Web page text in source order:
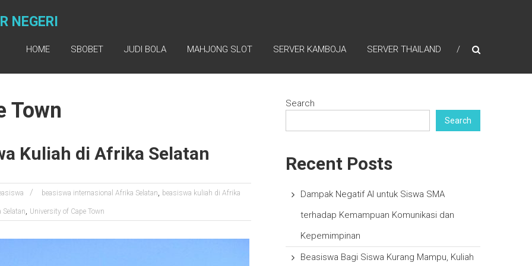
NEGERI
HOME SBOBET JUDI BOLA MAHJONG SLOT SERVER KAMBOJA SERVER THAILAND
Town
Kuliah di Afrika Selatan
beasiswa internasional Afrika Selatan, beasiswa kuliah di Afrika
, University of Cape Town
Search
Search
Recent Posts
Dampak Negatif AI untuk Siswa SMA
terhadap Kemampuan Komunikasi dan
Kepemimpinan
Beasiswa Bagi Siswa Kurang Mampu, Kuliah